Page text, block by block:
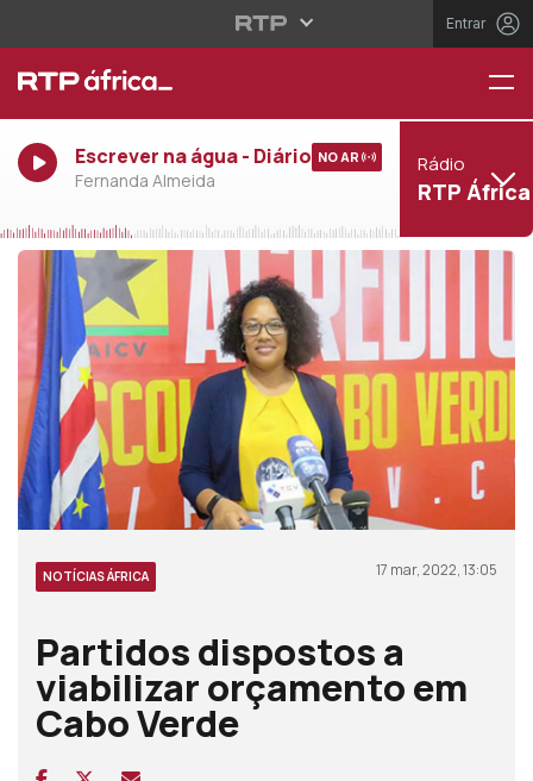
Entrar
Escrever na água - Diário
Fernanda Almeida
NO AR Rádio
RTP África
NOTÍCIAS ÁFRICA 17 mar, 2022, 13:05
Partidos dispostos a
viabilizar orçamento em
Cabo Verde